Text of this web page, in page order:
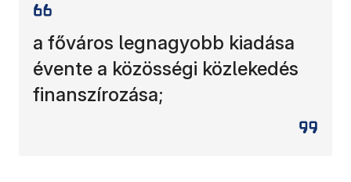
a főváros legnagyobb kiadása
évente a közösségi közlekedés
finanszírozása;